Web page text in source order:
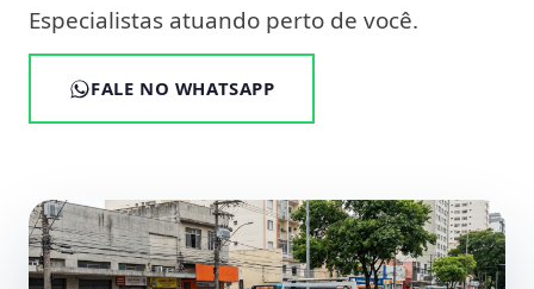
Especialistas atuando perto de você.
FALE NO WHATSAPP